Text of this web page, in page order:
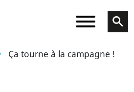
Ça tourne à la campagne !